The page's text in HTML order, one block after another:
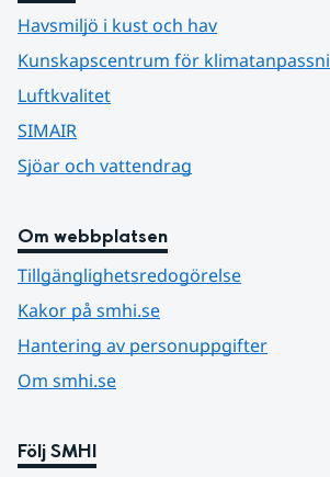
Havsmiljö i kust och hav
Kunskapscentrum för
Luftkvalitet
SIMAIR
Sjöar och vattendrag
Om webbplatsen
Tillgänglighetsredogörelse
Kakor på smhi.se
Hantering av personuppgifter
Om smhi.se
Följ SMHI